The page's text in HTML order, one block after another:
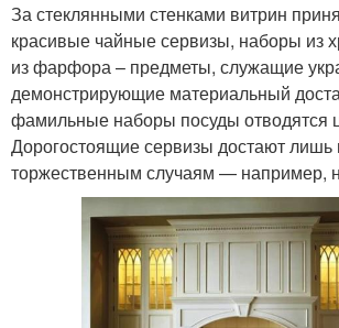
За стеклянными стенками витрин
красивые чайные сервизы, наборы из
из фарфора – предметы, служащие
демонстрирующие материальный
фамильные наборы посуды отводятся
Дорогостоящие сервизы достают
торжественным случаям — например,